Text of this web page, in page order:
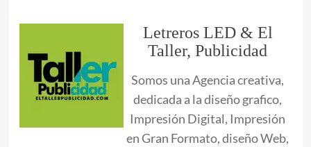
Letreros LED & El
Taller, Publicidad
Somos una Agencia creativa,
dedicada a la diseño grafico,
Impresión Digital, Impresión
en Gran Formato, diseño Web,